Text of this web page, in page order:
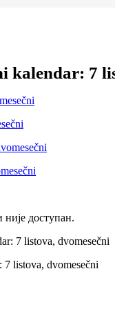
kalendar: 7
није доступан.
listova, dvomesečni